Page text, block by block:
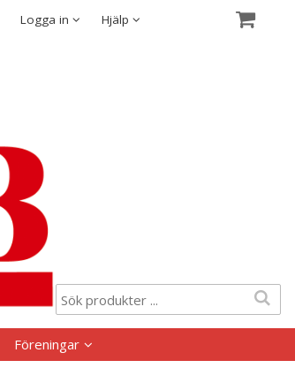
Logga in Hjälp
Säkerhet & Cookies
Föreningar